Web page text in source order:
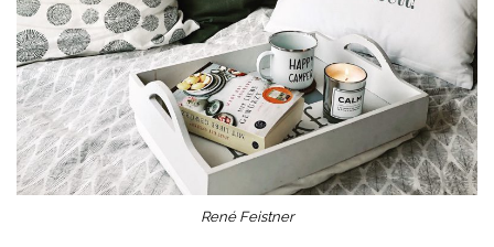
René Feistner